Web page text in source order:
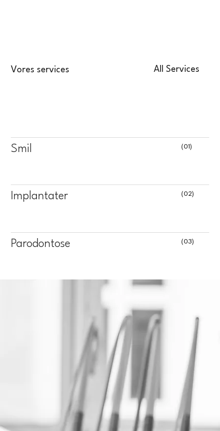
Vores services All Services
Smil (01)
Implantater (02)
Parodontose (03)